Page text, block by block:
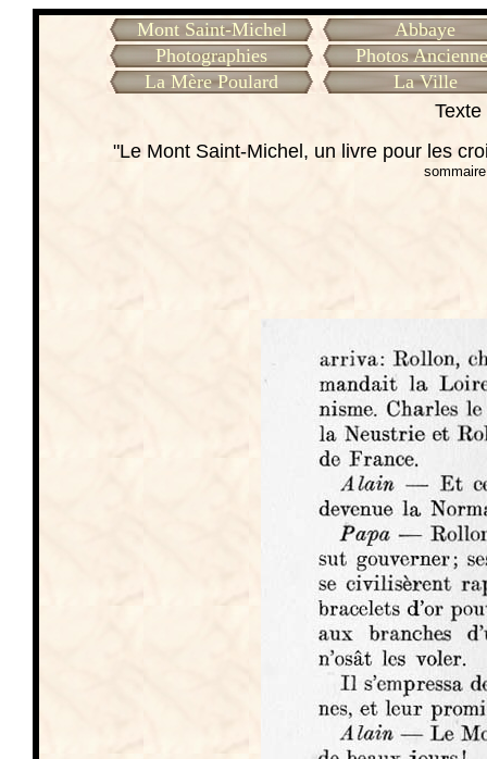
Mont Saint-Michel
Abbaye
Photographies
Photos
La Mère Poulard
La Ville
"Le Mont Saint-Michel, un livre pour les